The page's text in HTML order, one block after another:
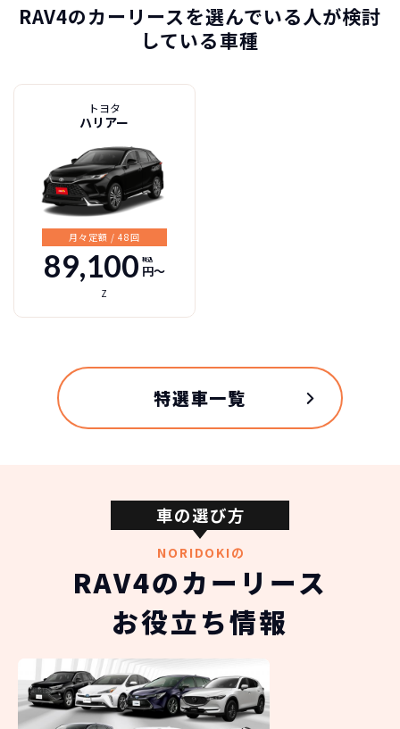
総支払い金額を比べれば一目
圧倒的な安さが
だけます。
自動車ローン
5,227,200円
トヨタ RAV4
総支払金額の差
312
頭金・ボーナス払い・車検が不要！
月額以外は一切不要の定額料
金
月々の支払 145,200
3年（36回）・実質年率 5.0%
所有の方がリスクがいっぱい！
3年ごとに新車に乗換えるカ
ーライフ
自動車ローンで所有した場合
RAV4 L･Jは1994年5月より、3ドアのショートボデ
ィと5ドアロングボディから始まった。4代目は国内
販売を取りやめた時期もあったが、2019年4月に
SUV人気の流れで5代目として復活しました。
フロントデザインは、都会的なオンロードSUVのG･
X系と、武骨なアウトドアギアとしての本格的オフロ
ーダー風なAdventure(アドベンチャー)の2種類を用
意し、ボディカラーも11種類から選べるようになっ
2021年12月の商品改良により、リアクロストラフィ
ックアラート＋ブラインドスポットモニター標準
NORIDOKI指定オプションは、前後席に爽やかな風
と光を呼び込むチルト&スライド機構付きパノラマ
ムーンルーフとなっています。
トヨタ RAV4の
スペック
ADVENTURE
車両重量
1985kg
乗車定員
5名
純正タイヤサイズ
RAV4のカーリースを選んでいる人が検討
している車種
トヨタ
ハリアー
月々定額 / 48回
89,100 税込
円〜
Z
特選車一覧
車の選び方
NORIDOKIの
RAV4のカーリース
お役立ち情報